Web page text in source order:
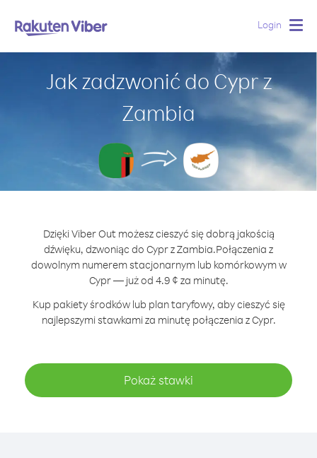
Login
Jak zadzwonić do Cypr z
Zambia
Dzięki Viber Out możesz cieszyć się dobrą jakością
dźwięku, dzwoniąc do Cypr z Zambia.Połączenia z
dowolnym numerem stacjonarnym lub komórkowym w
Cypr — już od 4.9 ¢ za minutę.
Kup pakiety środków lub plan taryfowy, aby cieszyć się
najlepszymi stawkami za minutę połączenia z Cypr.
Pokaż stawki